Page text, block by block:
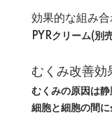
効果的な組み
PYRクリーム(別
むくみ改善効
むくみの原因は
細胞と細胞の間に